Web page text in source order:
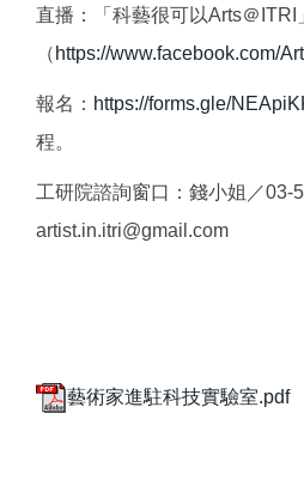
直播：「科藝很可以Arts＠ITRI
（ https://www.facebook.com/
報名： https://forms.gle/
程。
工研院諮詢窗口：錢小姐／03-
artist.in.itri@gmail.com
藝術家進駐科技實驗室.pdf